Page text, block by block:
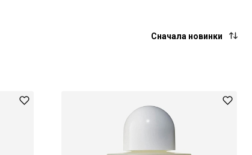
Сначала новинки